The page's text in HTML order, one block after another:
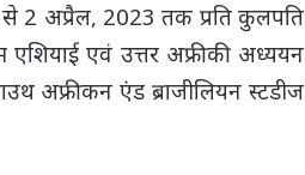
2 अप्रैल, 2023 तक प्रति कुलपति
एवं उत्तर अफ्रीकी अध्ययन
अफ्रीकन एंड ब्राजीलियन स्टडीज